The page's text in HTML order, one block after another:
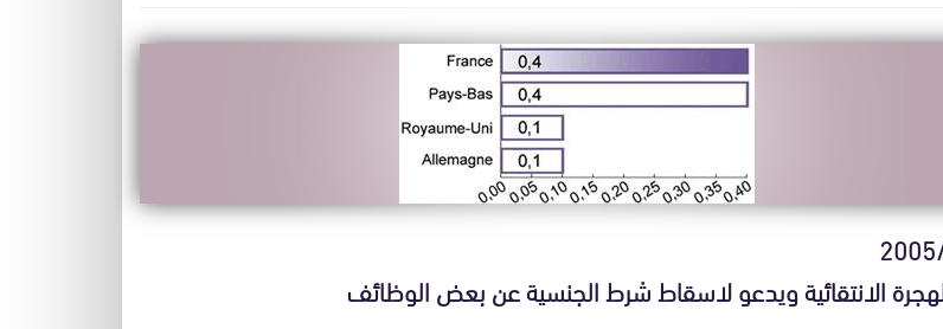
الانتقائية ويدعو لاسقاط شرط الجنسية عن بعض الوظائف